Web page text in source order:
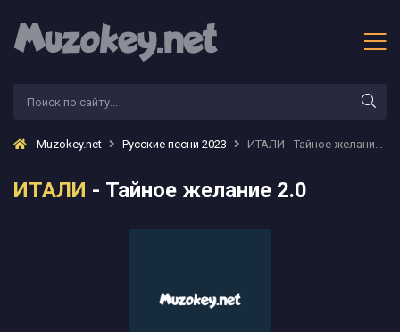
Muzokey.net Русские песни 2023 ИТАЛИ - Тайное желание 2.0
ИТАЛИ - Тайное желание 2.0